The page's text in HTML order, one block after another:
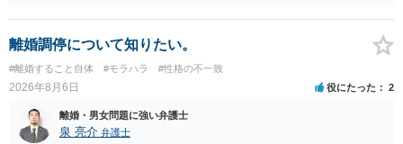
完全に所有する場合は、他の相続人に対して自宅の評価額の１/２の代
償金の支払いが必要になります。
離婚調停について知りたい。
#離婚すること自体 #モラハラ #性格の不一致
2026年8月6日 役にたった 2
離婚・男女問題に強い弁護士
泉 亮介 弁護士